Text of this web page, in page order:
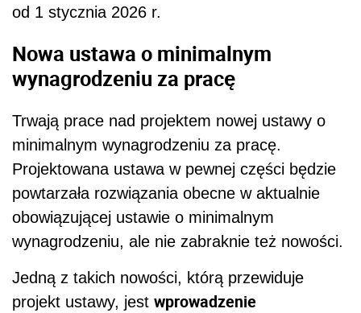
od 1 stycznia 2026 r.
Nowa ustawa o minimalnym
wynagrodzeniu za pracę
Trwają prace nad projektem nowej ustawy o
minimalnym wynagrodzeniu za pracę.
Projektowana ustawa w pewnej części będzie
powtarzała rozwiązania obecne w aktualnie
obowiązującej ustawie o minimalnym
wynagrodzeniu, ale nie zabraknie też nowości.
Jedną z takich nowości, którą przewiduje
projekt ustawy, jest wprowadzenie